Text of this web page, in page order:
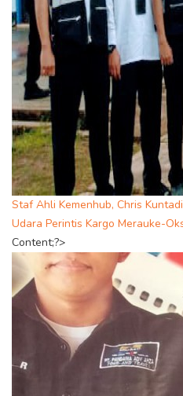
Staf Ahli Kemenhub, Chris
Udara Perintis Kargo Merauke-
Content;?>